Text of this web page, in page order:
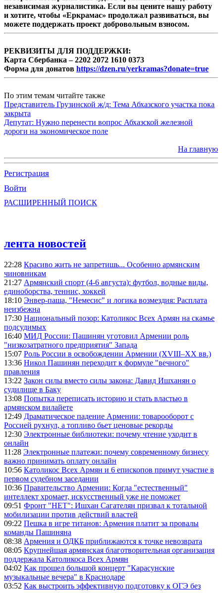
независимая журналистика. Если вы цените нашу работу
и хотите, чтобы «Еркрамас» продолжал развиваться, вы
можете поддержать проект добровольным взносом.
РЕКВИЗИТЫ ДЛЯ ПОДДЕРЖКИ:
Карта Сбербанка – 2202 2072 1610 0373
Форма для донатов https://dzen.ru/yerkramas?donate=true
По этим темам читайте также
Представитель Грузинской ж/д: Тема Абхазского участка пока
закрыта
Депутат: Нужно перенести вопрос Абхазской железной
дороги на экономическое поле
На главную
Регистрация
Войти
РАСШИРЕННЫЙ ПОИСК
лента новостей
22:28 Красиво жить не запретишь... Особенно армянским
чиновникам
21:27 Армянский спорт (4-6 августа): футбол, водные виды,
единоборства, теннис, хоккей
18:10 Энвер-паша, "Немесис" и логика возмездия: Расплата
неизбежна
17:30 Национальный позор: Католикос Всех Армян на скамье
подсудимых
16:40 МИД России: Пашинян уготовил Армении роль
"низкозатратного предприятия" Запада
15:07 Роль России в освобождении Армении (XVIII–XX вв.)
13:36 Никол Пашинян переходит к формуле "вечного"
правления
13:22 Закон силы вместо силы закона: Давид Ишханян о
судилище в Баку
13:08 Попытка переписать историю и стать властью в
армянском вилайете
12:49 Драматическое падение Армении: товарооборот с
Россией рухнул, а топливо бьет ценовые рекорды
12:30 Электронные библиотеки: почему чтение уходит в
онлайн
11:28 Электронные платежи: почему современному бизнесу
важно принимать оплату онлайн
10:56 Католикос Всех Армян и 6 епископов примут участие в
первом судебном заседании
10:36 Правительство Армении: Когда "естественный"
интеллект хромает, искусственный уже не поможет
09:51 Фронт "НЕТ": Ишхан Сагателян призвал к тотальной
мобилизации против действий властей
09:22 Пешка в игре титанов: Армения платит за провалы
команды Пашиняна
08:38 Армения и ОДКБ приближаются к точке невозврата
08:05 Крупнейшая армянская благотворительная организация
поддержала Католикоса Всех Армян
04:02 Как прошел большой концерт "Карасунские
музыкальные вечера" в Краснодаре
03:52 Как выстроить эффективную подготовку к ОГЭ без